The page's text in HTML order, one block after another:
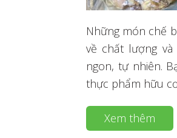
Những món chế
về chất lượng
ngon, tự nhiên.
thực phẩm hữu
Xem thêm